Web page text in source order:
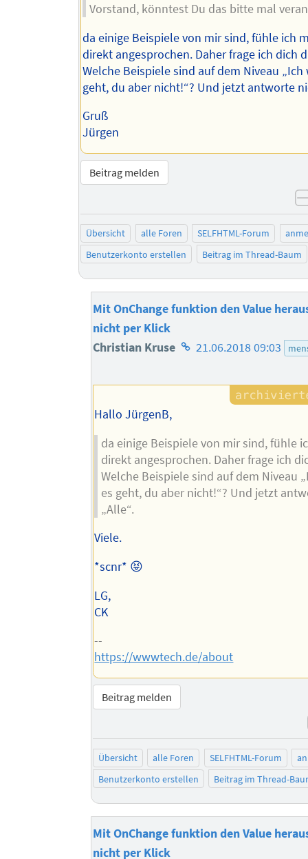
Vorstand, könntest Du das bitte mal
da einige Beispiele von mir sind, fühle ich
direkt angesprochen. Daher frage ich dich
Welche Beispiele sind auf dem Niveau „Ich
geht, du aber nicht!“? Und jetzt antworte
Gruß
Jürgen
Beitrag melden
Übersicht alle Foren SELFHTML-Forum
Benutzerkonto erstellen
Beitrag im Thread-Baum
Mit OnChange funktion den Value
nicht per Klick
Christian Kruse Homepage
Autors
21.06.2018 09:03
Hallo JürgenB,
da einige Beispiele von mir sind, fühle
direkt angesprochen. Daher frage ich
Welche Beispiele sind auf dem Niveau
es geht, du aber nicht!“? Und jetzt
„Alle“.
Viele.
*scnr* 😝
LG,
CK
--
https://wwwtech.de/about
Beitrag melden
Übersicht alle Foren SELFHTML-Forum
Benutzerkonto erstellen
Beitrag im Thread-
Mit OnChange funktion den Value
nicht per Klick